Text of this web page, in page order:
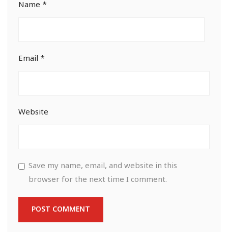
Name *
Email *
Website
Save my name, email, and website in this
browser for the next time I comment.